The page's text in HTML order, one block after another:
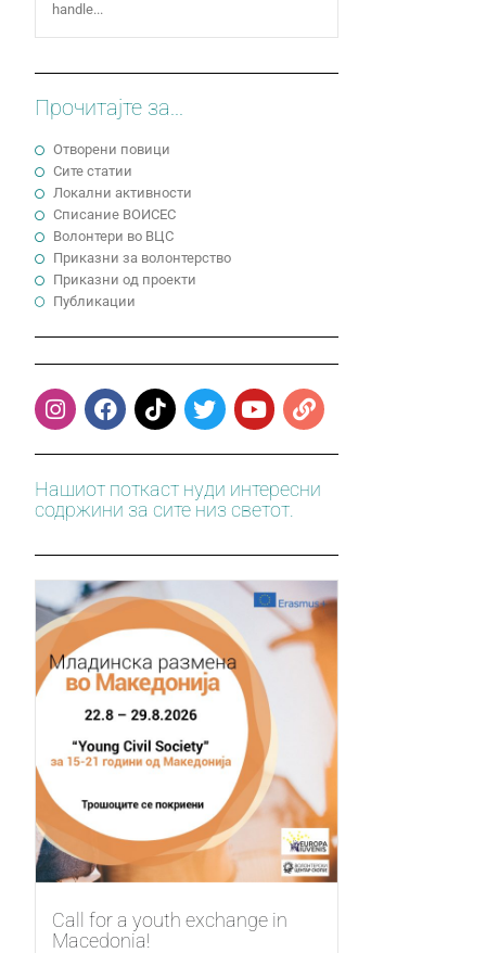
handle...
Прочитајте за...
Отворени повици
Сите статии
Локални активности
Cписание ВОИСЕС
Волонтери во ВЦС
Приказни за волонтерство
Приказни од проекти
Публикации
Нашиот поткаст нуди интересни
содржини за сите низ светот.
Call for a youth exchange in
Macedonia!